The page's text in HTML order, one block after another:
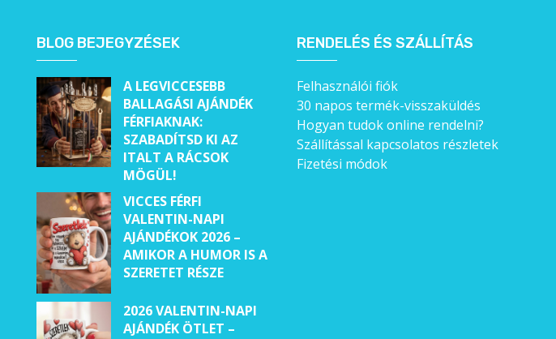
BLOG BEJEGYZÉSEK
A LEGVICCESEBB
BALLAGÁSI AJÁNDÉK
FÉRFIAKNAK:
SZABADÍTSD KI AZ
ITALT A RÁCSOK
MÖGÜL!
VICCES FÉRFI
VALENTIN-NAPI
AJÁNDÉKOK 2026 –
AMIKOR A HUMOR IS A
SZERETET RÉSZE
2026 VALENTIN-NAPI
AJÁNDÉK ÖTLET –
RENDELÉS ÉS SZÁLLÍTÁS
Felhasználói fiók
30 napos termék-visszaküldés
Hogyan tudok online rendelni?
Szállítással kapcsolatos részletek
Fizetési módok